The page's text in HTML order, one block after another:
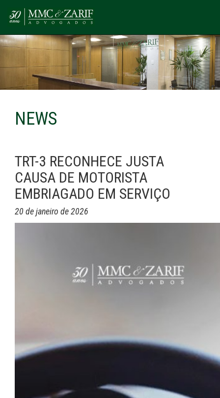
NEWS
TRT-3 RECONHECE JUSTA
CAUSA DE MOTORISTA
EMBRIAGADO EM SERVIÇO
20 de janeiro de 2026